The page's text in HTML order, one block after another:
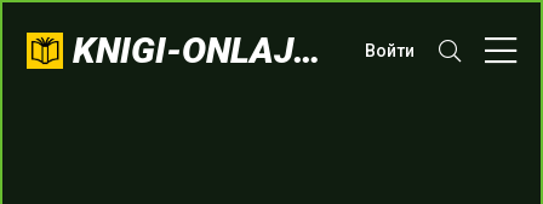
KNIGI-ONLAJN.COM Войти